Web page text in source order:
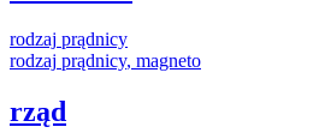
rodzaj prądnicy
rodzaj prądnicy, magneto
rząd